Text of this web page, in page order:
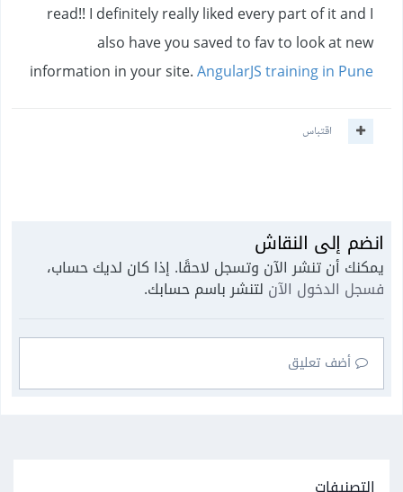
read!! I definitely really liked every part of it and I
also have you saved to fav to look at new
information in your site.AngularJS training in Pune
اقتباس
انضم إلى النقاش
يمكنك أن تنشر الآن وتسجل لاحقًا. إذا كان لديك حساب،
فسجل الدخول الآن لتنشر باسم حسابك.
أضف تعليق